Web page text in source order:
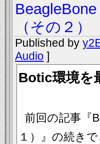
（その２）
Published by
Audio ]
Botic環境を
前回の記事『
１）』の続き